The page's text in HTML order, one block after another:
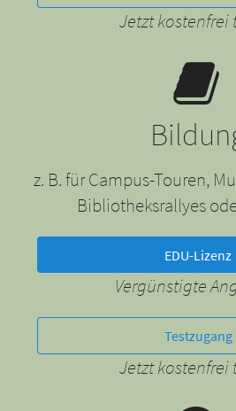
Jetzt kostenfrei
z. B. für Campus-Touren,
Bibliotheksrallyes
EDU-Lizenz
Vergünstigte
Testzugang
Jetzt kostenfrei